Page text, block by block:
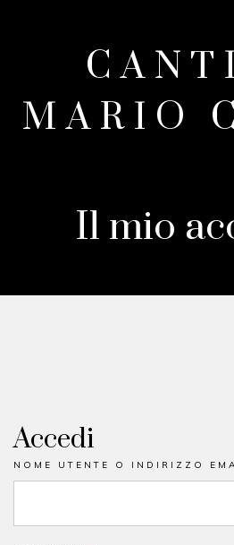
MARIO
Il mio
Accedi
NOME UTENTE O INDIRIZZO